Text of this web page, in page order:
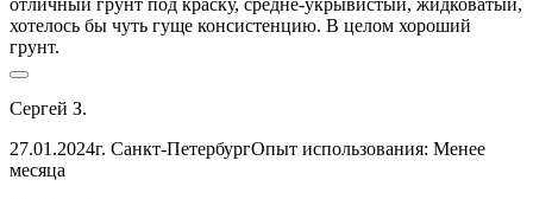
отличный грунт под краску, средне-укрывистый, жидковатый,
хотелось бы чуть гуще консистенцию. В целом хороший
грунт.
Сергей З.
27.01.2024г. Санкт-ПетербургОпыт использования: Менее
месяца